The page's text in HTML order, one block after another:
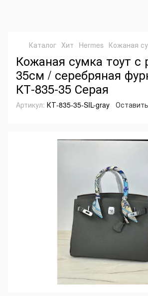
Каталог Хит Hermes Кожаная
Кожаная сумка тоут с
35см / серебряная
КТ-835-35 Серая
Артикул: КТ-835-35-SIL-gray